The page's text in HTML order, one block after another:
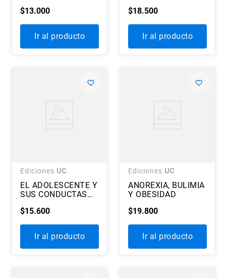
$13.000
Ir al producto
INVESTIGACIÓN
$18.500
Ir al producto
Ediciones UC
EL ADOLESCENTE Y
SUS CONDUCTAS
$15.600
Ir al producto
Ediciones UC
ANOREXIA, BULIMIA
Y OBESIDAD
$19.800
Ir al producto